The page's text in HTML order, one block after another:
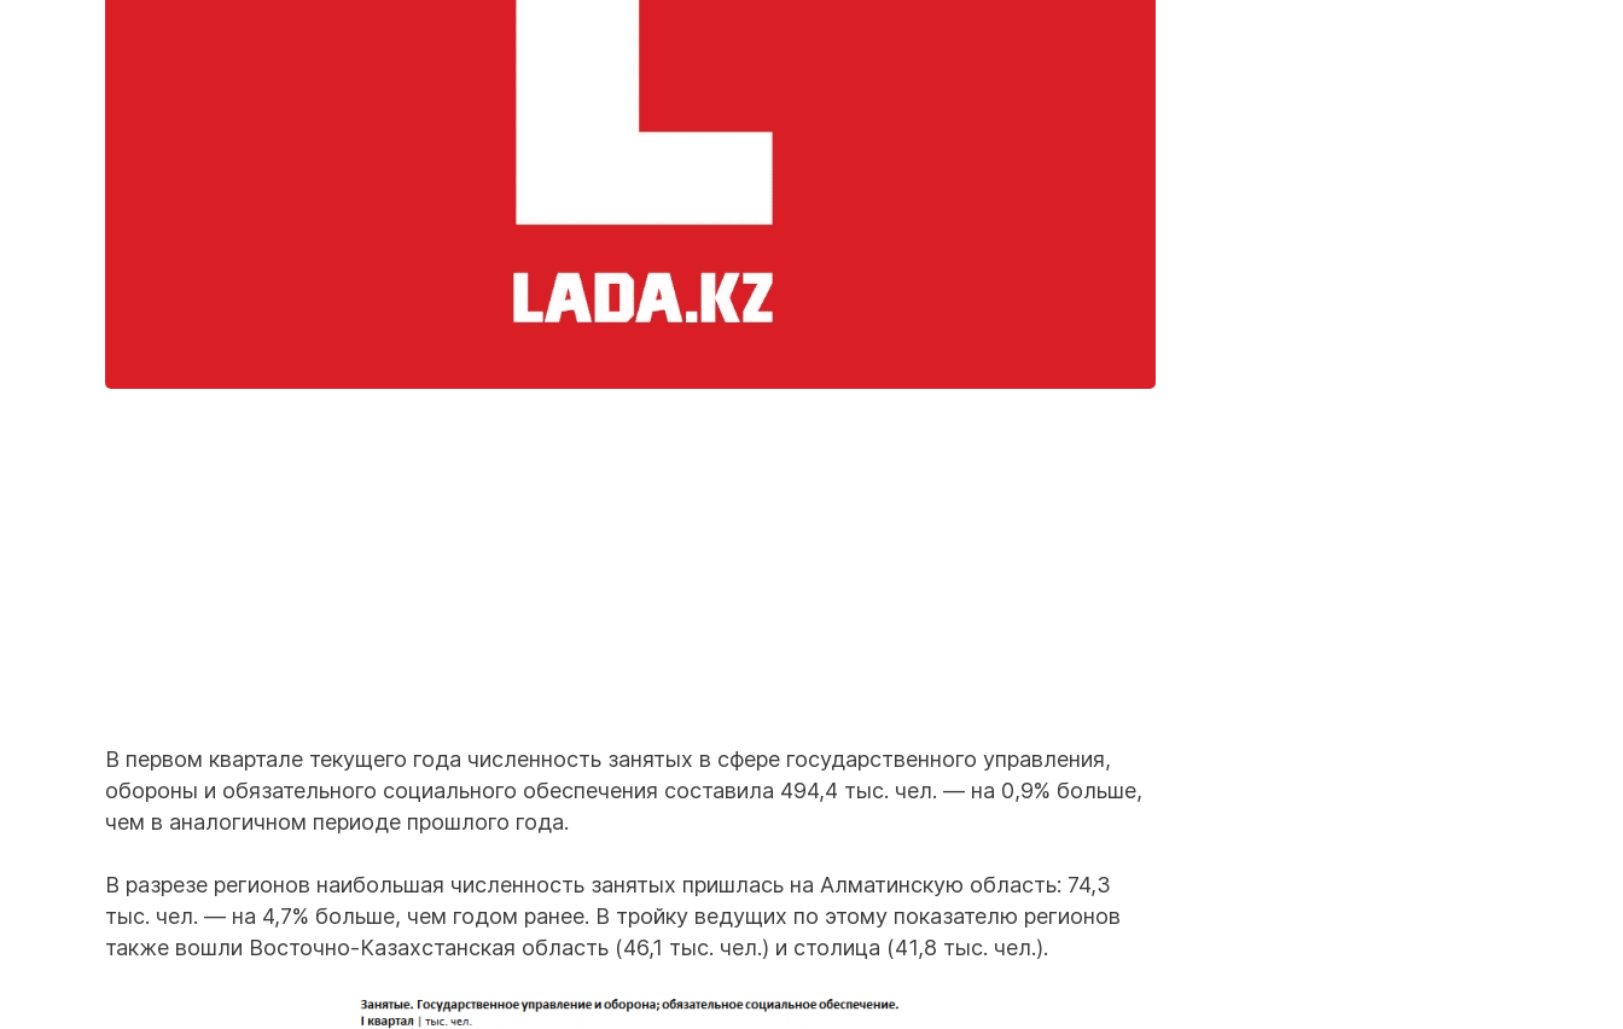
В первом квартале текущего года численность занятых в сфере государственного управления,
обороны и обязательного социального обеспечения составила 494,4 тыс. чел. — на 0,9% больше,
чем в аналогичном периоде прошлого года.
В разрезе регионов наибольшая численность занятых пришлась на Алматинскую область: 74,3
тыс. чел. — на 4,7% больше, чем годом ранее. В тройку ведущих по этому показателю регионов
также вошли Восточно-Казахстанская область (46,1 тыс. чел.) и столица (41,8 тыс. чел.).